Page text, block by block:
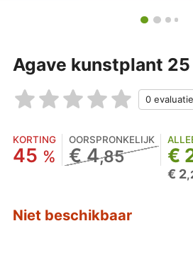
Agave kunstplant 25
KORTING
45 %
OORSPRONKELIJK
€ 4,85 €
€ 2
Niet beschikbaar